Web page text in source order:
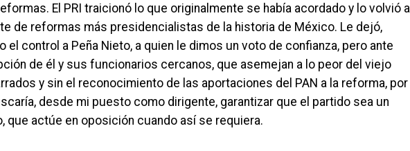
El PRI traicionó lo que originalmente se había acordado y lo volvió a
de reformas más presidencialistas de la historia de México. Le dejó,
el control a Peña Nieto, a quien le dimos un voto de confianza, pero ante
de él y sus funcionarios cercanos, que asemejan a lo peor del viejo
y sin el reconocimiento de las aportaciones del PAN a la reforma, por
desde mi puesto como dirigente, garantizar que el partido sea un
que actúe en oposición cuando así se requiera.